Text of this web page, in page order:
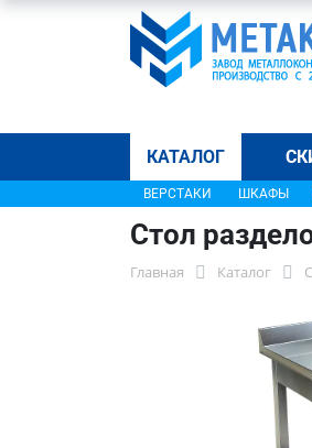
КАТАЛОГ
ВЕРСТАКИ ШКАФЫ
Стол
Главная Каталог